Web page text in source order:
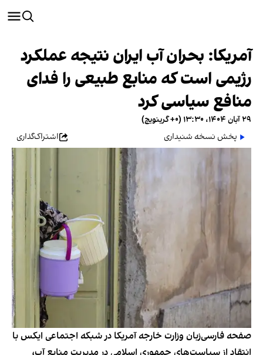
آمریکا: بحران آب ایران نتیجه عملکرد
رژیمی است که منابع طبیعی را فدای
منافع سیاسی کرد
۲۹ آبان ۱۴۰۴، ۱۳:۳۰ (‎+۰ گرینویچ)
پخش نسخه شنیداری
اشتراک‌گذاری
صفحه فارسی‌زبان وزارت خارجه آمریکا در شبکه اجتماعی ایکس با